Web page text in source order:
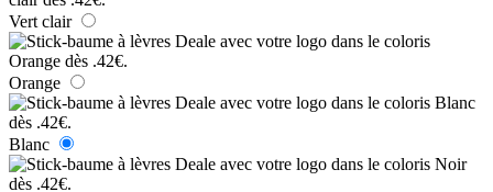
Vert clair
Orange
Blanc